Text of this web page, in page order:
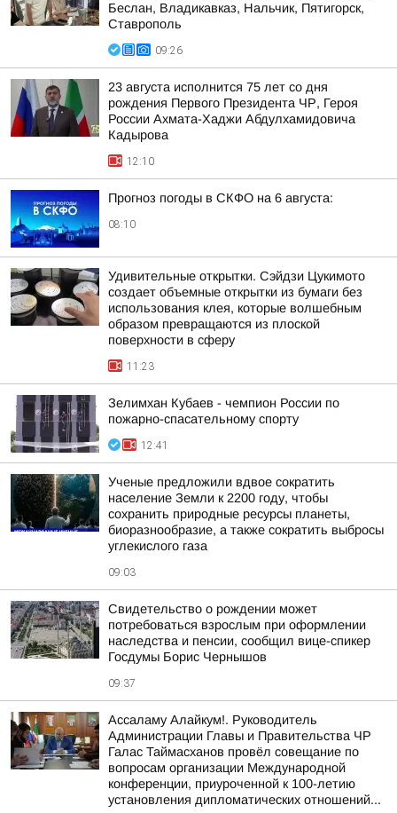
Беслан, Владикавказ, Нальчик, Пятигорск,
Ставрополь
09:26
23 августа исполнится 75 лет со дня
рождения Первого Президента ЧР, Героя
России Ахмата-Хаджи Абдулхамидовича
Кадырова
12:10
Прогноз погоды в СКФО на 6 августа:
08:10
Удивительные открытки. Сэйдзи Цукимото
создает объемные открытки из бумаги без
использования клея, которые волшебным
образом превращаются из плоской
поверхности в сферу
11:23
Зелимхан Кубаев - чемпион России по
пожарно-спасательному спорту
12:41
Ученые предложили вдвое сократить
население Земли к 2200 году, чтобы
сохранить природные ресурсы планеты,
биоразнообразие, а также сократить выбросы
углекислого газа
09:03
Свидетельство о рождении может
потребоваться взрослым при оформлении
наследства и пенсии, сообщил вице-спикер
Госдумы Борис Чернышов
09:37
Ассаламу Алайкум!. Руководитель
Администрации Главы и Правительства ЧР
Галас Таймасханов провёл совещание по
вопросам организации Международной
конференции, приуроченной к 100-летию
установления дипломатических отношений...